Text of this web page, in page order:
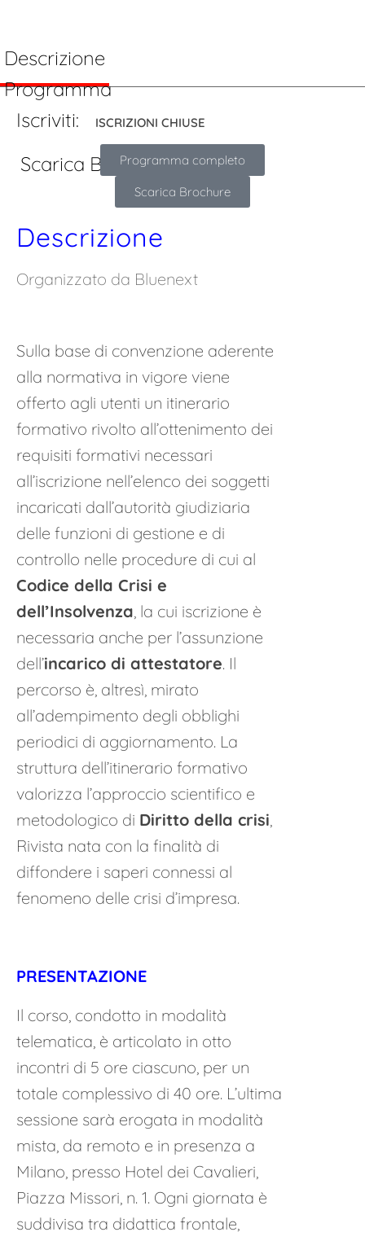
Descrizione
Programma
Iscriviti:
ISCRIZIONI CHIUSE
Scarica BrochureProgramma completo
Scarica Brochure
Descrizione
Organizzato da Bluenext
Sulla base di convenzione aderente
alla normativa in vigore viene
offerto agli utenti un itinerario
formativo rivolto all’ottenimento dei
requisiti formativi necessari
all’iscrizione nell’elenco dei soggetti
incaricati dall’autorità giudiziaria
delle funzioni di gestione e di
controllo nelle procedure di cui al
Codice della Crisi e
dell’Insolvenza, la cui iscrizione è
necessaria anche per l’assunzione
dell’incarico di attestatore. Il
percorso è, altresì, mirato
all’adempimento degli obblighi
periodici di aggiornamento. La
struttura dell’itinerario formativo
valorizza l’approccio scientifico e
metodologico di Diritto della crisi,
Rivista nata con la finalità di
diffondere i saperi connessi al
fenomeno delle crisi d’impresa.
PRESENTAZIONE
Il corso, condotto in modalità
telematica, è articolato in otto
incontri di 5 ore ciascuno, per un
totale complessivo di 40 ore. L’ultima
sessione sarà erogata in modalità
mista, da remoto e in presenza a
Milano, presso Hotel dei Cavalieri,
Piazza Missori, n. 1. Ogni giornata è
suddivisa tra didattica frontale,